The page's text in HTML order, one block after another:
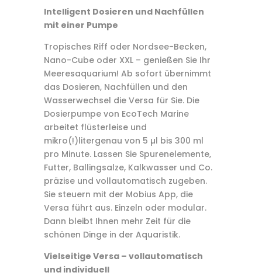
Intelligent Dosieren und Nachfüllen
mit einer Pumpe
Tropisches Riff oder Nordsee-Becken,
Nano-Cube oder XXL – genießen Sie Ihr
Meeresaquarium! Ab sofort übernimmt
das Dosieren, Nachfüllen und den
Wasserwechsel die Versa für Sie. Die
Dosierpumpe von EcoTech Marine
arbeitet flüsterleise und
mikro(!)litergenau von 5 µl bis 300 ml
pro Minute. Lassen Sie Spurenelemente,
Futter, Ballingsalze, Kalkwasser und Co.
präzise und vollautomatisch zugeben.
Sie steuern mit der Mobius App, die
Versa führt aus. Einzeln oder modular.
Dann bleibt Ihnen mehr Zeit für die
schönen Dinge in der Aquaristik.
Vielseitige Versa – vollautomatisch
und individuell